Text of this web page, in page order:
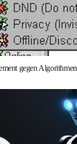
gegen Algorithmen